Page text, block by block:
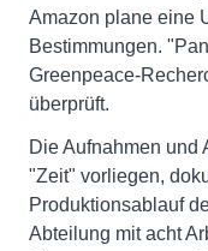
Amazon plane eine
Bestimmungen.
Greenpeace-
überprüft.
Die Aufnahmen und
"Zeit" vorliegen,
Produktionsablauf
Abteilung mit acht